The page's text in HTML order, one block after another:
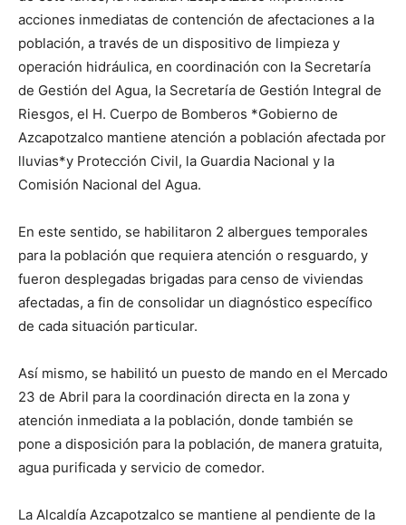
acciones inmediatas de contención de afectaciones a la
población, a través de un dispositivo de limpieza y
operación hidráulica, en coordinación con la Secretaría
de Gestión del Agua, la Secretaría de Gestión Integral de
Riesgos, el H. Cuerpo de Bomberos *Gobierno de
Azcapotzalco mantiene atención a población afectada por
lluvias*y Protección Civil, la Guardia Nacional y la
Comisión Nacional del Agua.
En este sentido, se habilitaron 2 albergues temporales
para la población que requiera atención o resguardo, y
fueron desplegadas brigadas para censo de viviendas
afectadas, a fin de consolidar un diagnóstico específico
de cada situación particular.
Así mismo, se habilitó un puesto de mando en el Mercado
23 de Abril para la coordinación directa en la zona y
atención inmediata a la población, donde también se
pone a disposición para la población, de manera gratuita,
agua purificada y servicio de comedor.
La Alcaldía Azcapotzalco se mantiene al pendiente de la